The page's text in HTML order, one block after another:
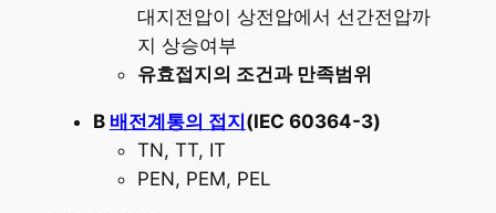
대지전압이 상전압에서 선간전압까
지 상승여부
유효접지의 조건과 만족범위
B 배전계통의 접지(IEC 60364-3)
TN, TT, IT
PEN, PEM, PEL